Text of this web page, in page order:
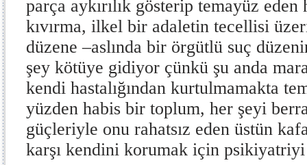
parça aykırılık gösterip temayüz
kıvırma, ilkel bir adaletin tecellisi
düzene –aslında bir örgütlü suç
şey kötüye gidiyor çünkü şu anda
kendi hastalığından kurtulmamakta
yüzden habis bir toplum, her şeyi
güçleriyle onu rahatsız eden üstün
karşı kendini korumak için